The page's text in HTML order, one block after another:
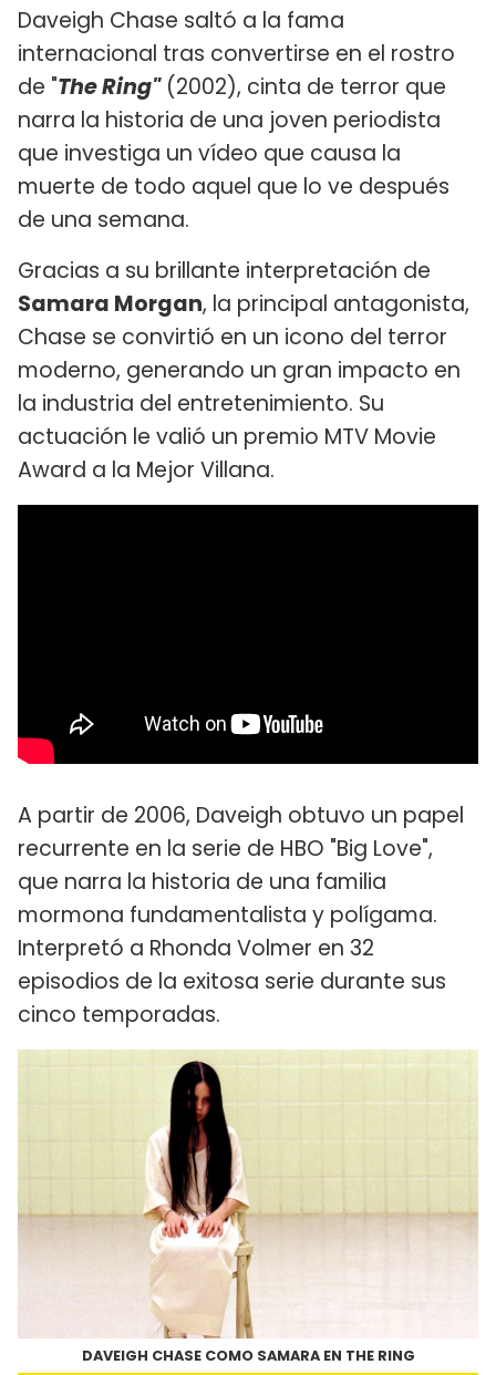
Daveigh Chase saltó a la fama
internacional tras convertirse en el rostro
de "The Ring"(2002), cinta de terror que
narra la historia de una joven periodista
que investiga un vídeo que causa la
muerte de todo aquel que lo ve después
de una semana.
Gracias a su brillante interpretación de
Samara Morgan, la principal antagonista,
Chase se convirtió en un icono del terror
moderno, generando un gran impacto en
la industria del entretenimiento. Su
actuación le valió un premio MTV Movie
Award a la Mejor Villana.
A partir de 2006, Daveigh obtuvo un papel
recurrente en la serie de HBO "Big Love",
que narra la historia de una familia
mormona fundamentalista y polígama.
Interpretó a Rhonda Volmer en 32
episodios de la exitosa serie durante sus
cinco temporadas.
DAVEIGH CHASE COMO SAMARA EN THE RING